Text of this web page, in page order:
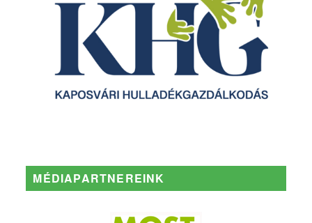
MÉDIAPARTNEREINK